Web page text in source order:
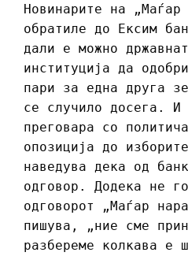
Новинарите на „Маѓар
обратиле до Ексим
дали е можно
институција да
пари за една друга
се случило досега.
преговара со
опозиција до
наведува дека од
одговор. Додека не
одговорот „Маѓар
пишува, „ние сме
разбереме колкава е